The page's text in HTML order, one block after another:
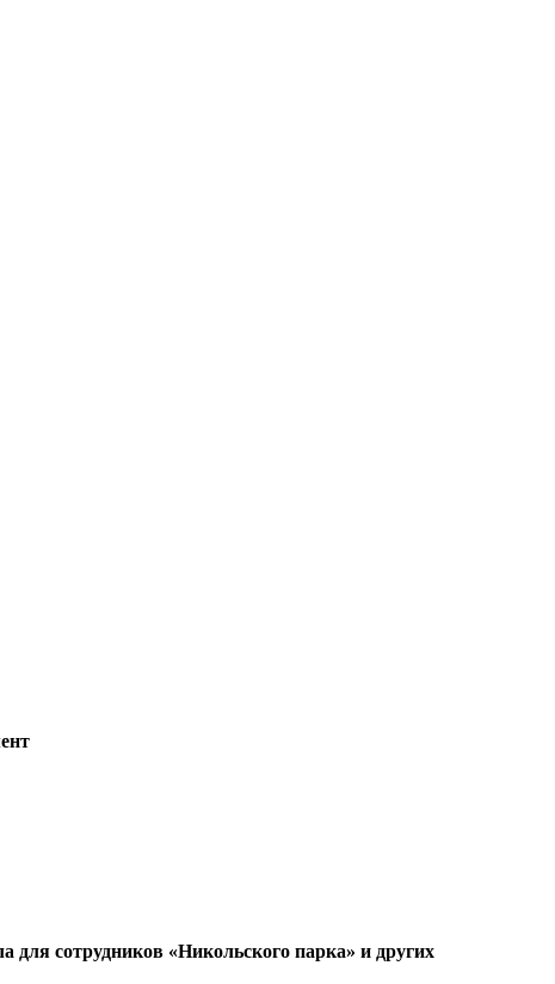
для сотрудников «Никольского парка» и других